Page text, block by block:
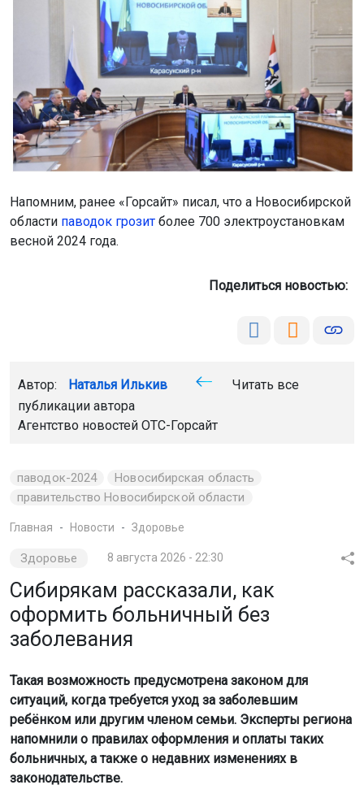
Напомним, ранее «Горсайт» писал, что а Новосибирской
области паводок грозит более 700 электроустановкам
весной 2024 года.
Поделиться новостью:
Автор: Наталья Илькив
Читать все
публикации автора
Агентство новостей ОТС-Горсайт
паводок-2024
Новосибирская область
правительство Новосибирской области
Главная Новости Здоровье
Здоровье 8 августа 2026 - 22:30
Сибирякам рассказали, как
оформить больничный без
заболевания
Такая возможность предусмотрена законом для
ситуаций, когда требуется уход за заболевшим
ребёнком или другим членом семьи. Эксперты региона
напомнили о правилах оформления и оплаты таких
больничных, а также о недавних изменениях в
законодательстве.